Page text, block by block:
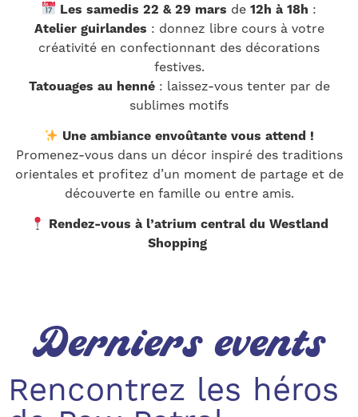
Les samedis 22 & 29 mars de12h à 18h :
Atelier guirlandes : donnez libre cours à votre
créativité en confectionnant des décorations
festives.
Tatouages au henné: laissez-vous tenter par de
sublimes motifs
Une ambiance envoûtante vous attend !
Promenez-vous dans un décor inspiré des traditions
orientales et profitez d’un moment de partage et de
découverte en famille ou entre amis.
Rendez-vous à l’atrium central du Westland
Shopping
Derniers events
Rencontrez les héros